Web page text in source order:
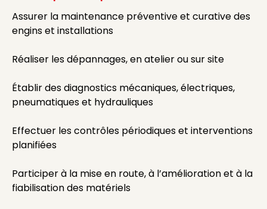
Assurer la maintenance préventive et curative des
engins et installations
Réaliser les dépannages, en atelier ou sur site
Établir des diagnostics mécaniques, électriques,
pneumatiques et hydrauliques
Effectuer les contrôles périodiques et interventions
planifiées
Participer à la mise en route, à l’amélioration et à la
fiabilisation des matériels